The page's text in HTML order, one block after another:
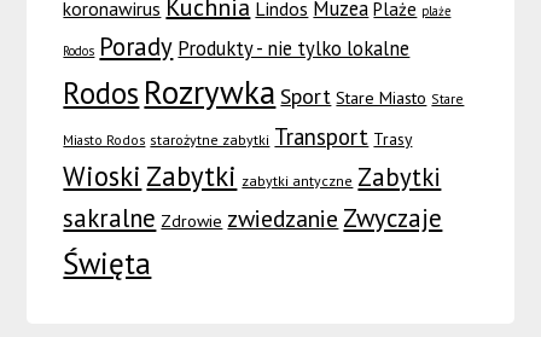
koronawirus Kuchnia Lindos Muzea Plaże plaże
Rodos Porady Produkty - nie tylko lokalne
Rodos Rozrywka Sport Stare Miasto Stare
Miasto Rodos starożytne zabytki Transport Trasy
Wioski Zabytki zabytki antyczne Zabytki
sakralne Zdrowie zwiedzanie Zwyczaje
Święta